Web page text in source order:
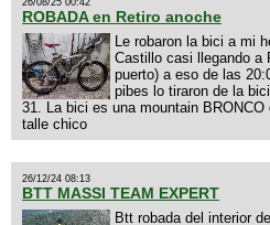
26/08/25 00:42
ROBADA en Retiro anoche
Le robaron la bici a mi
Castillo casi llegando a
puerto) a eso de las
pibes lo tiraron de la
31. La bici es una mountain
talle chico
26/12/24 08:13
BTT MASSI TEAM EXPERT
Btt robada del interior